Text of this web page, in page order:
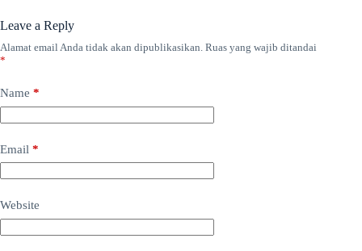
Leave a Reply
Alamat email Anda tidak akan dipublikasikan. Ruas yang wajib ditandai
*
Name *
Email *
Website